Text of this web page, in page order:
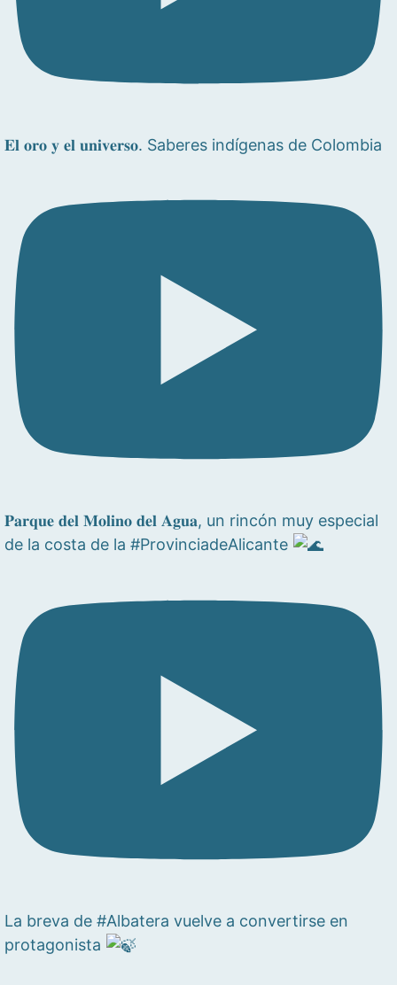
𝐄𝐥 𝐨𝐫𝐨 𝐲 𝐞𝐥 𝐮𝐧𝐢𝐯𝐞𝐫𝐬𝐨. Saberes indígenas de Colombia
𝐏𝐚𝐫𝐪𝐮𝐞 𝐝𝐞𝐥 𝐌𝐨𝐥𝐢𝐧𝐨 𝐝𝐞𝐥 𝐀𝐠𝐮𝐚, un rincón muy especial
de la costa de la #ProvinciadeAlicante
La breva de #Albatera vuelve a convertirse en
protagonista